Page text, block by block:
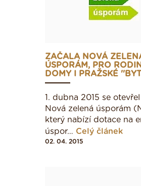
ZAČALA NOVÁ
ÚSPORÁM, PRO
DOMY I PRAŽSKÉ
1. dubna 2015 se
Nová zelená úsporám
který nabízí dotace na
úspor… Celý článek
02. 04. 2015